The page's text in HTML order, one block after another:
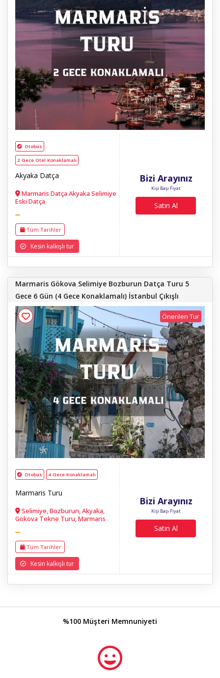
Otobüs
2 Gece Otel Konaklamalı
Akyaka Datça
Marmaris Datça Akyaka Selimiye
Eski Datça
Tüm Tarihler
Kesin kalkışlı tur
Bizi Arayınız
Kişi Başı Fiyat
Satın Al
Marmaris Gökova Selimiye Bozburun Datça Turu 5
Gece 6 Gün (4 Gece Konaklamalı) İstanbul Çıkışlı
Önerilen Tur
Otobüs 4 Gece Konaklamalı
Marmaris Turu
Selimiye, Bozburun, Akyaka,
Gökova Tekne Turu, Marmaris
Tüm Tarihler
Kesin kalkışlı tur
Bizi Arayınız
Kişi Başı Fiyat
Satın Al
%100 Müşteri Memnuniyeti